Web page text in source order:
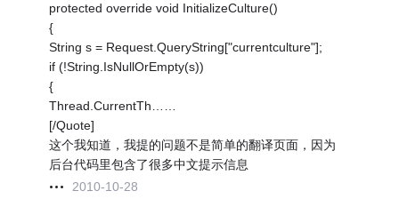
protected override void InitializeCulture()
{
String s = Request.QueryString["currentculture"];
if (!String.IsNullOrEmpty(s))
{
Thread.CurrentTh……
[/Quote]
这个我知道，我提的问题不是简单的翻译页面，因为
后台代码里包含了很多中文提示信息
2010-10-28